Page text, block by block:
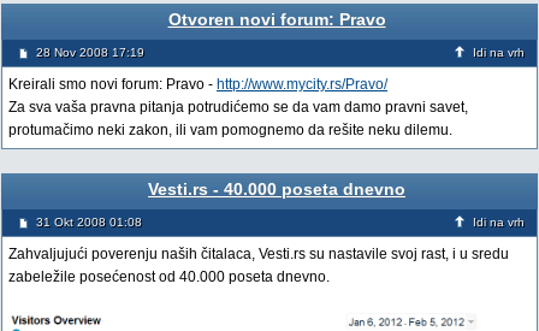
Otvoren novi forum: Pravo
28 Nov 2008 17:19 Idi na vrh
Kreirali smo novi forum: Pravo - http://www.mycity.rs/Pravo/
Za sva vaša pravna pitanja potrudićemo se da vam damo pravni savet,
protumačimo neki zakon, ili vam pomognemo da rešite neku dilemu.
Vesti.rs - 40.000 poseta dnevno
31 Okt 2008 01:08 Idi na vrh
Zahvaljujući poverenju naših čitalaca, Vesti.rs su nastavile svoj rast, i u sredu
zabeležile posećenost od 40.000 poseta dnevno.